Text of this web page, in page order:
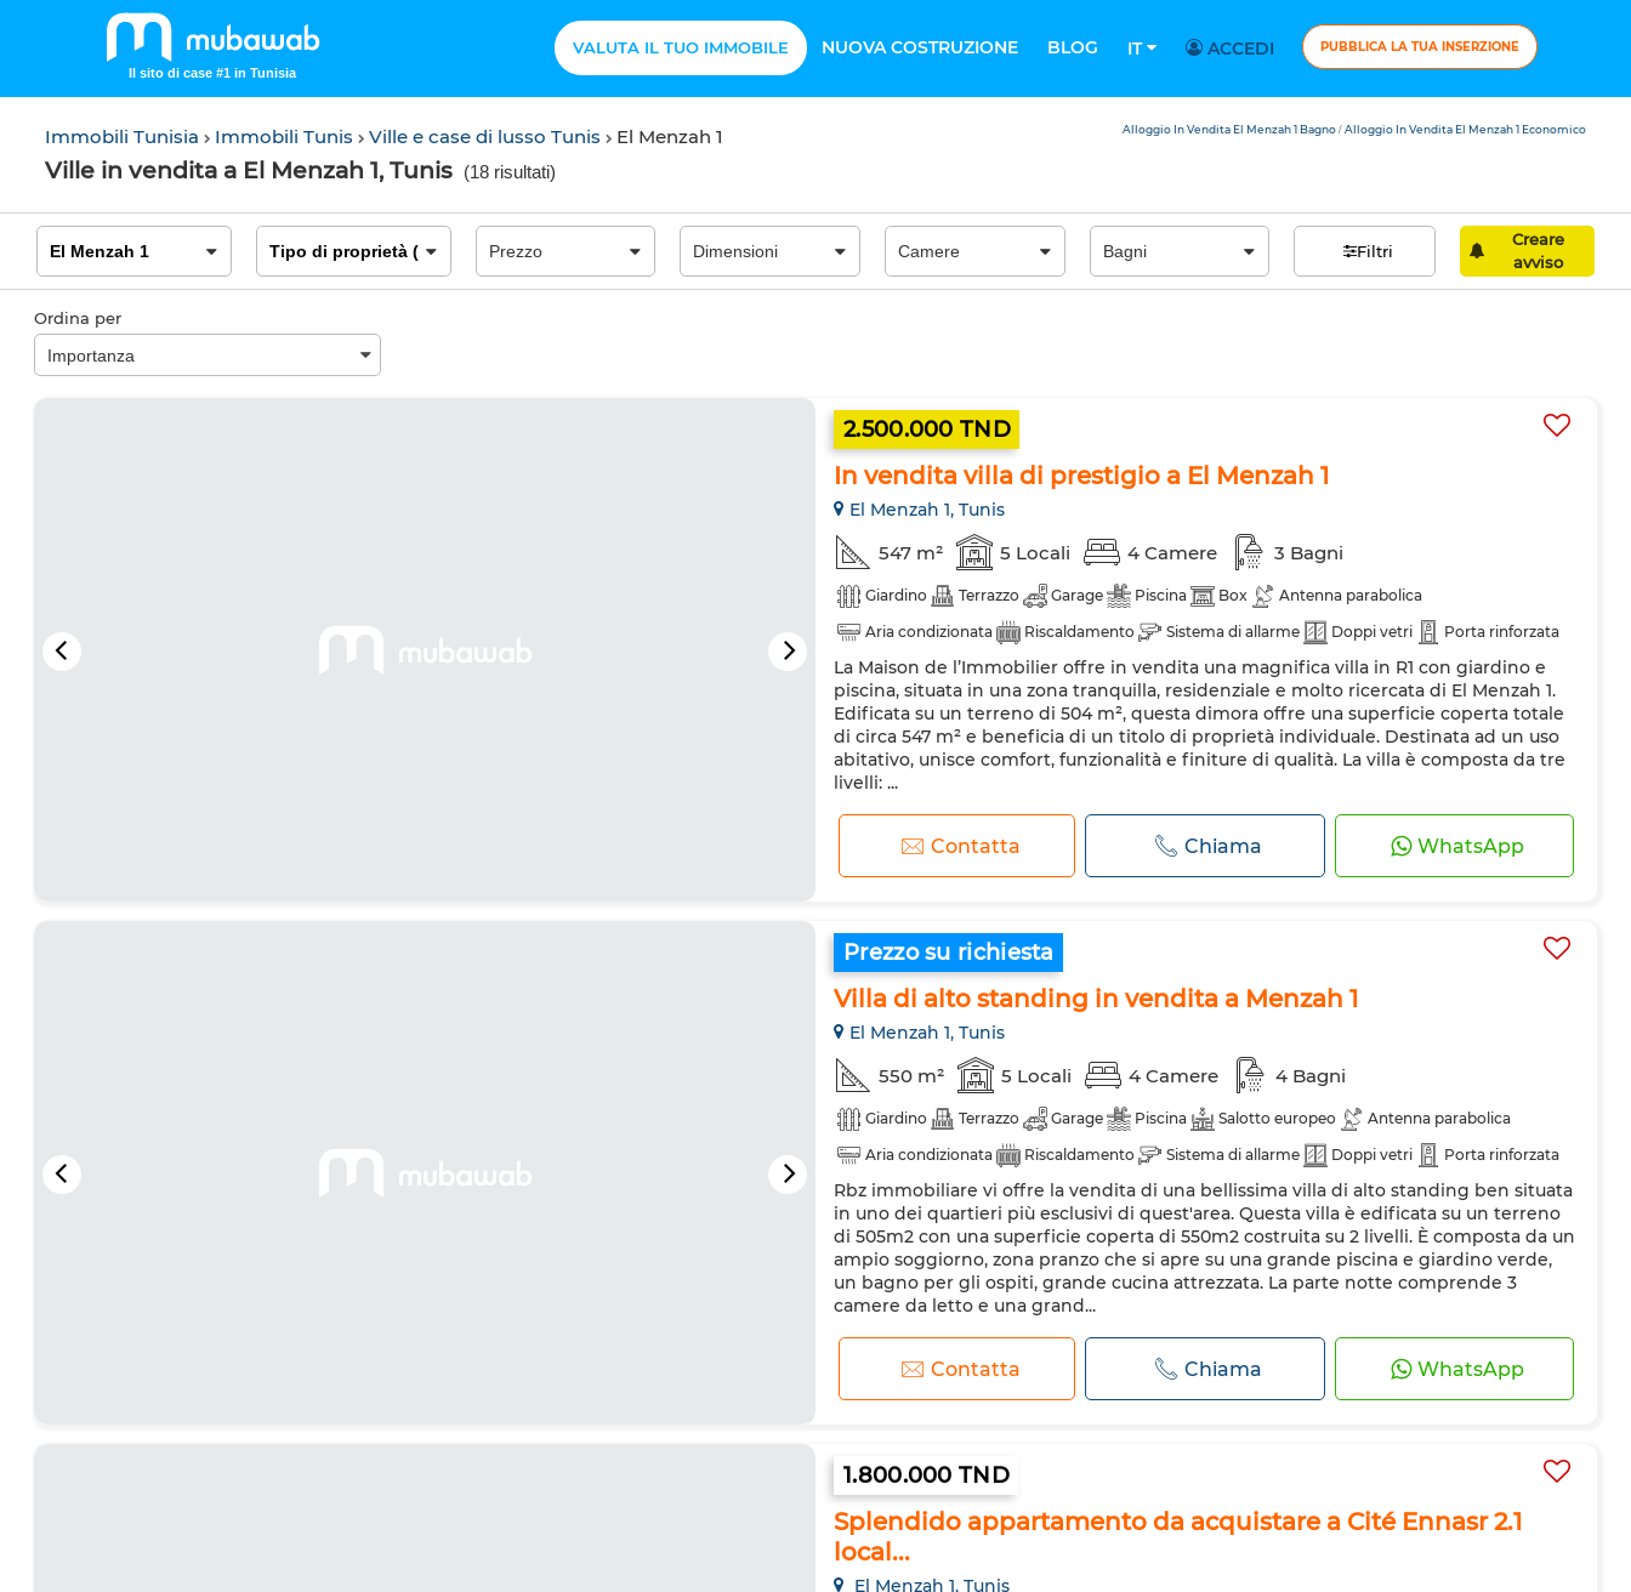
Il sito di case #1 in Tunisia
VALUTA IL TUO IMMOBILE NUOVA COSTRUZIONE BLOG IT ACCEDI PUBBLICA LA TUA INSERZIONE
Immobili Tunisia Immobili Tunis Ville e case di lusso Tunis El Menzah 1
Ville in vendita a El Menzah 1, Tunis (18 risultati)
Alloggio In Vendita El Menzah 1 Bagno / Alloggio In Vendita El Menzah 1 Economico
Filtri
Creare
avviso
Ordina per
2.500.000 TND
In vendita villa di prestigio a El Menzah 1
El Menzah 1, Tunis
547 m² 5 Locali 4 Camere 3 Bagni
Giardino Terrazzo Garage Piscina Box
Antenna parabolica
Aria condizionata
Riscaldamento Sistema di allarme Doppi vetri
Porta rinforzata
Cucina attrezzata
Forno
La Maison de l’Immobilier offre in vendita una magnifica villa in R1 con giardino e
piscina, situata in una zona tranquilla, residenziale e molto ricercata di El Menzah 1.
Edificata su un terreno di 504 m², questa dimora offre una superficie coperta totale
di circa 547 m² e beneficia di un titolo di proprietà individuale. Destinata ad un uso
abitativo, unisce comfort, funzionalità e finiture di qualità. La villa è composta da tre
livelli: ...
Contatta Chiama WhatsApp
Prezzo su richiesta
Villa di alto standing in vendita a Menzah 1
El Menzah 1, Tunis
550 m² 5 Locali 4 Camere 4 Bagni
Giardino Terrazzo Garage Piscina Salotto europeo
Antenna parabolica
Aria condizionata
Riscaldamento Sistema di allarme Doppi vetri
Porta rinforzata
Cucina attrezzata
Frigorifero Forno Forno a microonde
Rbz immobiliare vi offre la vendita di una bellissima villa di alto standing ben situata
in uno dei quartieri più esclusivi di quest'area. Questa villa è edificata su un terreno
di 505m2 con una superficie coperta di 550m2 costruita su 2 livelli. È composta da un
ampio soggiorno, zona pranzo che si apre su una grande piscina e giardino verde,
un bagno per gli ospiti, grande cucina attrezzata. La parte notte comprende 3
camere da letto e una grand...
Contatta Chiama WhatsApp
1.800.000 TND
Splendido appartamento da acquistare a Cité Ennasr 2.1
local...
El Menzah 1, Tunis